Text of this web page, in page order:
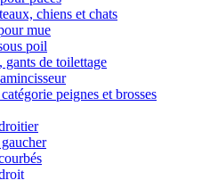
chiens et chats
mue
poil
gants de toilettage
peignes et brosses